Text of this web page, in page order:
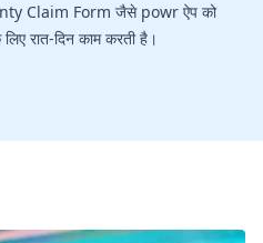
Claim Form जैसे powr ऐप को
रात-दिन काम करती है।